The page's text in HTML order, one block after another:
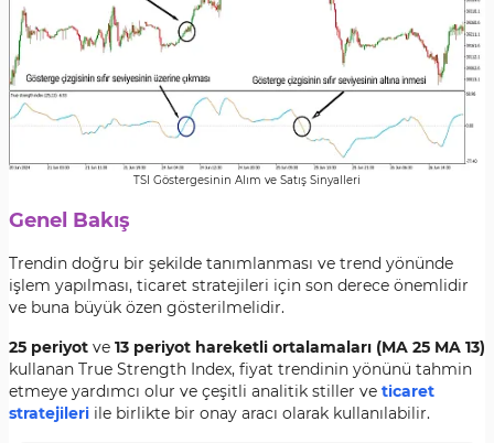
TSI Göstergesinin Alım ve Satış Sinyalleri
Genel Bakış
Trendin doğru bir şekilde tanımlanması ve trend yönünde
işlem yapılması, ticaret stratejileri için son derece önemlidir
ve buna büyük özen gösterilmelidir.
25 periyot ve 13 periyot hareketli ortalamaları (MA 25 MA 13)
kullanan True Strength Index, fiyat trendinin yönünü tahmin
etmeye yardımcı olur ve çeşitli analitik stiller ve ticaret
stratejileri ile birlikte bir onay aracı olarak kullanılabilir.